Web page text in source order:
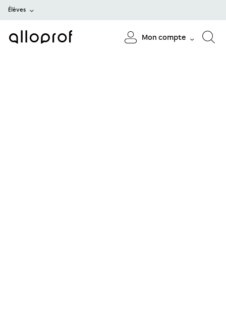
Élèves
Mon compte